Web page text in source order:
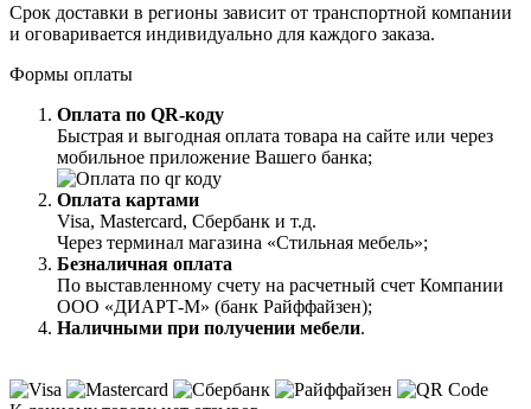
Срок доставки в регионы зависит от транспортной компании
и оговаривается индивидуально для каждого заказа.
Формы оплаты
Оплата по QR-коду
Быстрая и выгодная оплата товара на сайте или через
мобильное приложение Вашего банка;
Оплата картами
Visa, Mastercard, Сбербанк и т.д.
Через терминал магазина «Стильная мебель»;
Безналичная оплата
По выставленному счету на расчетный счет Компании
ООО «ДИАРТ-М» (банк Райффайзен);
Наличными при получении мебели.